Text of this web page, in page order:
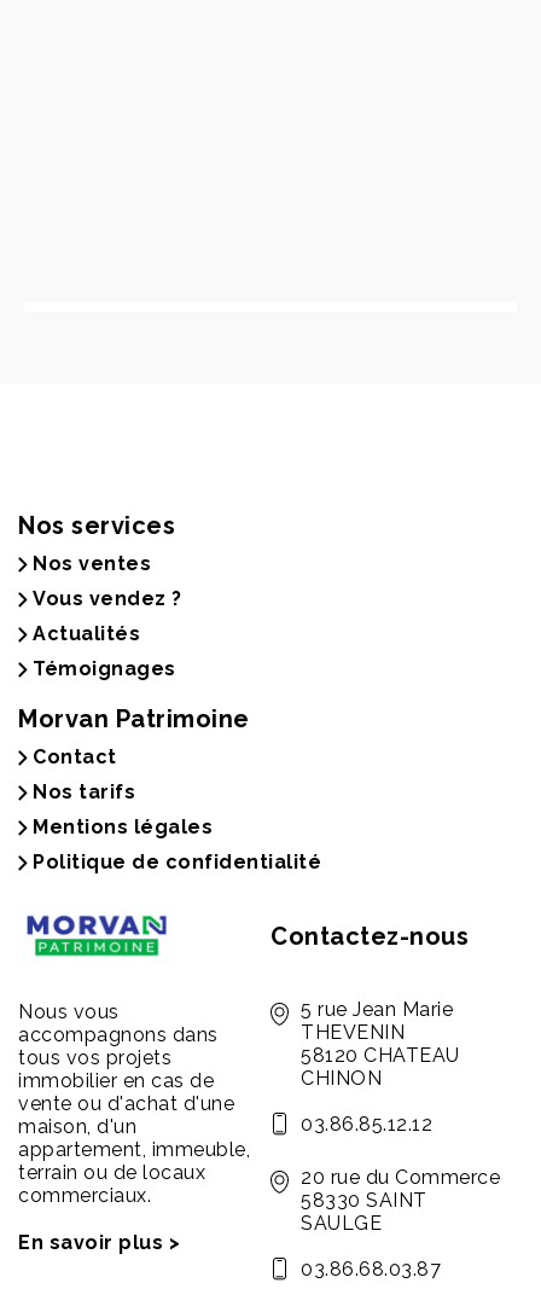
Nos services
Nos ventes
Vous vendez ?
Actualités
Témoignages
Morvan Patrimoine
Contact
Nos tarifs
Mentions légales
Politique de confidentialité
Nous vous
accompagnons dans
tous vos projets
immobilier en cas de
vente ou d'achat d'une
maison, d'un
appartement, immeuble,
terrain ou de locaux
commerciaux.
En savoir plus >
Contactez-nous
5 rue Jean Marie
THEVENIN
58120 CHATEAU
CHINON
03.86.85.12.12
20 rue du Commerce
58330 SAINT
SAULGE
03.86.68.03.87